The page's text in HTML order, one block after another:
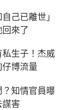
己已離世」
來了
生子！杰威
博流量
知情官員曝
謀害